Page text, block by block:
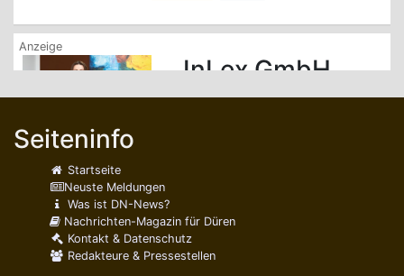
InLex GmbH
Personalvermittlung
Ertappter Ladendieb wehrt
sich bei der Festnahme
Fr., 7. August 2026 10:30
Seiteninfo
Startseite
Neuste Meldungen
Was ist DN-News?
Nachrichten-Magazin für Düren
Kontakt & Datenschutz
Redakteure & Pressestellen